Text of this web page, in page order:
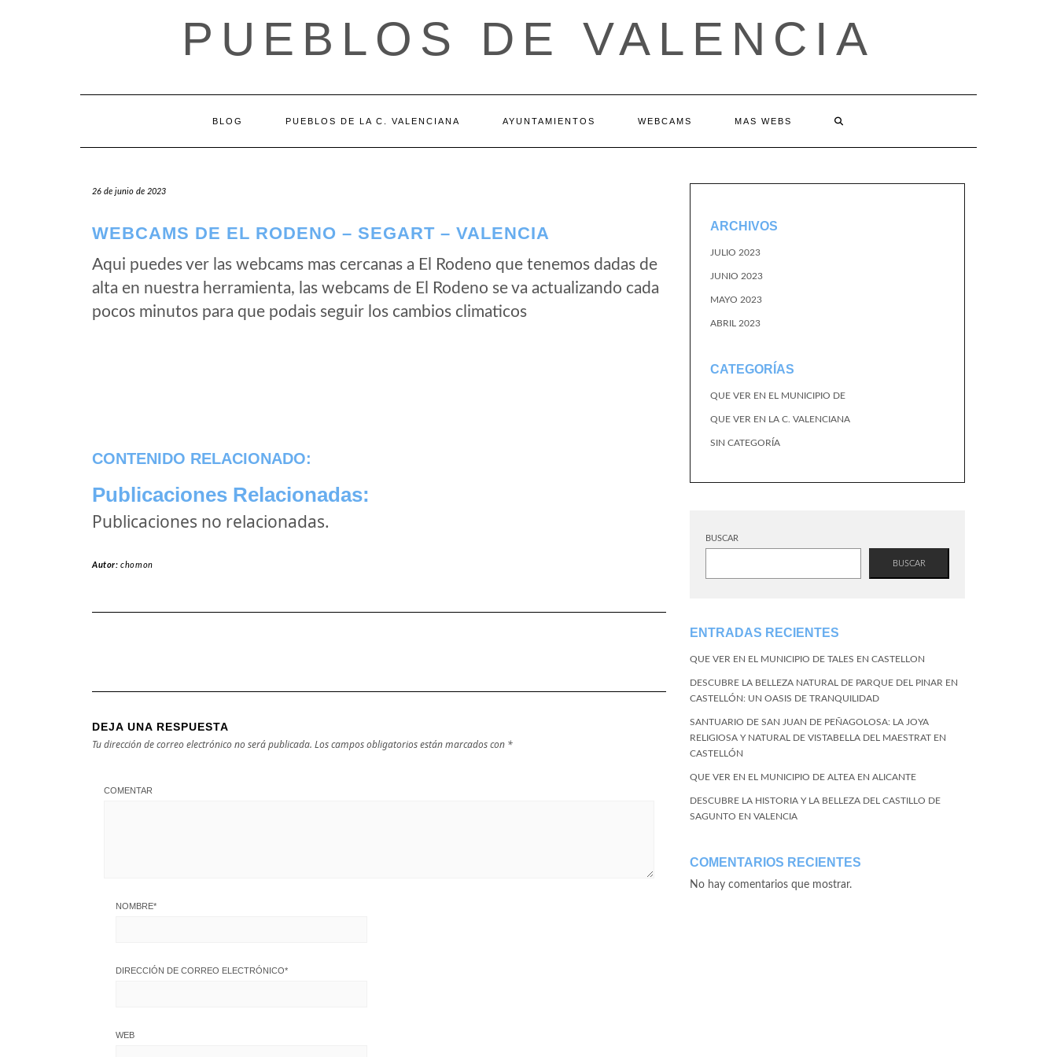
PUEBLOS DE VALENCIA
BLOG PUEBLOS DE LA C. VALENCIANA AYUNTAMIENTOS WEBCAMS MAS WEBS
26 de junio de 2023
WEBCAMS DE EL RODENO – SEGART – VALENCIA
Aqui puedes ver las webcams mas cercanas a El Rodeno que tenemos dadas de
alta en nuestra herramienta, las webcams de El Rodeno se va actualizando cada
pocos minutos para que podais seguir los cambios climaticos
CONTENIDO RELACIONADO:
Publicaciones Relacionadas:
Publicaciones no relacionadas.
Autor:chomon
DEJA UNA RESPUESTA
Tu dirección de correo electrónico no será publicada. Los campos obligatorios están marcados con *
COMENTAR
NOMBRE*
DIRECCIÓN DE CORREO ELECTRÓNICO*
WEB
ARCHIVOS
JULIO 2023
JUNIO 2023
MAYO 2023
ABRIL 2023
CATEGORÍAS
QUE VER EN EL MUNICIPIO DE
QUE VER EN LA C. VALENCIANA
SIN CATEGORÍA
BUSCAR
BUSCAR
ENTRADAS RECIENTES
QUE VER EN EL MUNICIPIO DE TALES EN CASTELLON
DESCUBRE LA BELLEZA NATURAL DE PARQUE DEL PINAR EN
CASTELLÓN: UN OASIS DE TRANQUILIDAD
SANTUARIO DE SAN JUAN DE PEÑAGOLOSA: LA JOYA
RELIGIOSA Y NATURAL DE VISTABELLA DEL MAESTRAT EN
CASTELLÓN
QUE VER EN EL MUNICIPIO DE ALTEA EN ALICANTE
DESCUBRE LA HISTORIA Y LA BELLEZA DEL CASTILLO DE
SAGUNTO EN VALENCIA
COMENTARIOS RECIENTES
No hay comentarios que mostrar.